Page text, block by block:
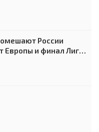
России
Европы и финал Лиги